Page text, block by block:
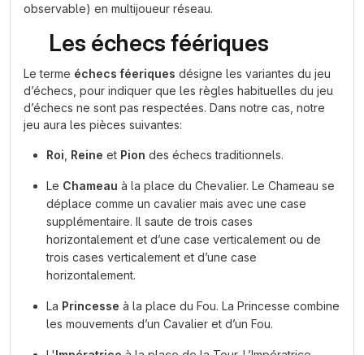
observable) en multijoueur réseau.
Les échecs féériques
Le terme échecs féeriques désigne les variantes du jeu
d’échecs, pour indiquer que les règles habituelles du jeu
d’échecs ne sont pas respectées. Dans notre cas, notre
jeu aura les pièces suivantes:
Roi Reine et Pion des échecs traditionnels.
Le Chameau à la place du Chevalier. Le Chameau se
déplace comme un cavalier mais avec une case
supplémentaire. Il saute de trois cases
horizontalement et d’une case verticalement ou de
trois cases verticalement et d’une case
horizontalement.
La Princesse à la place du Fou. La Princesse combine
les mouvements d’un Cavalier et d’un Fou.